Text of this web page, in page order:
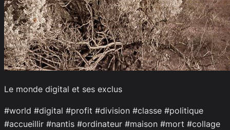
Le monde digital et ses exclus
#world #digital #profit #division #classe #politique
#accueillir #nantis #ordinateur #maison #mort #collage